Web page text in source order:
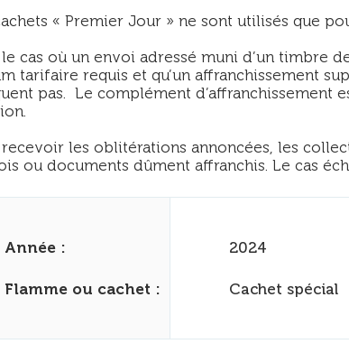
« Premier Jour » ne sont utilisés que
le cas où un envoi adressé muni d’un timbre
tarifaire requis et qu’un affranchissement
pas. Le complément
les oblitérations annoncées, les
ou documents dûment affranchis. Le cas
Année :
Flamme ou cachet :
2024
Cachet spécial